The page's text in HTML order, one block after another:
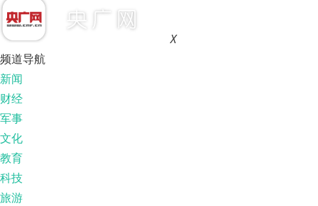
X
频道导航
新闻
财经
军事
文化
教育
科技
旅游